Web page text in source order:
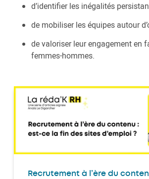
d’identifier les inégalités
de mobiliser les équipes autour
de valoriser leur engagement en
femmes-hommes.
Recrutement à l’ère du